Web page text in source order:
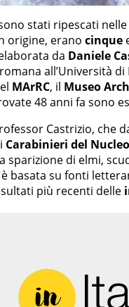
stati ripescati nelle
origine, erano cinque
da Daniele
all’Università
MArRC, il Museo
48 anni fa sono
Castrizio, che
Carabinieri del
sparizione di elmi,
basata su fonti
più recenti delle